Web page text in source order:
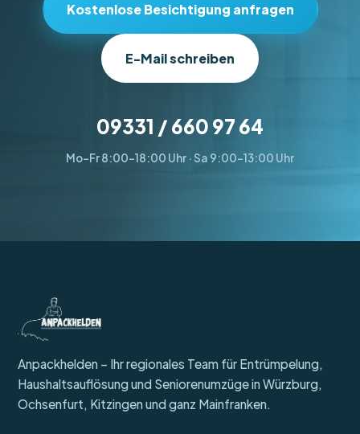
Kostenlose Besichtigung anfragen
E-Mail schreiben
09331 / 660 97 64
Mo–Fr 8:00–18:00 Uhr · Sa 9:00–13:00 Uhr
Anpackhelden – Ihr regionales Team für Entrümpelung,
Haushaltsauflösung und Seniorenumzüge in Würzburg,
Ochsenfurt, Kitzingen und ganz Mainfranken.